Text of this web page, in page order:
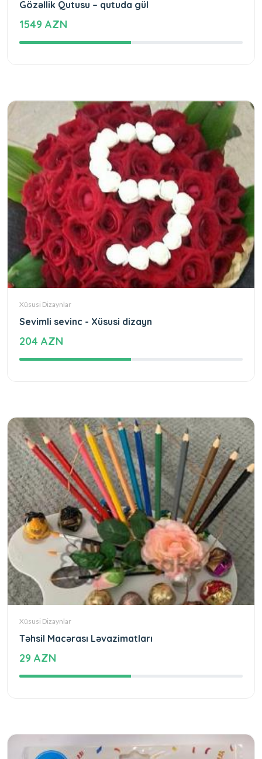
Gözəllik Qutusu – qutuda gül
1549 AZN
Xüsusi Dizaynlar
Sevimli sevinc - Xüsusi dizayn
204 AZN
Xüsusi Dizaynlar
Təhsil Macərası Ləvazimatları
29 AZN